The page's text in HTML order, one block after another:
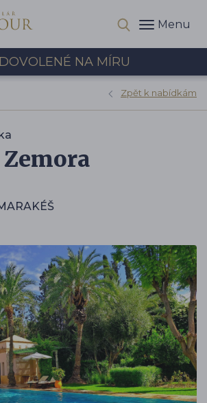
Menu
DOVOLENÉ NA MÍRU
Zpět k nabídkám